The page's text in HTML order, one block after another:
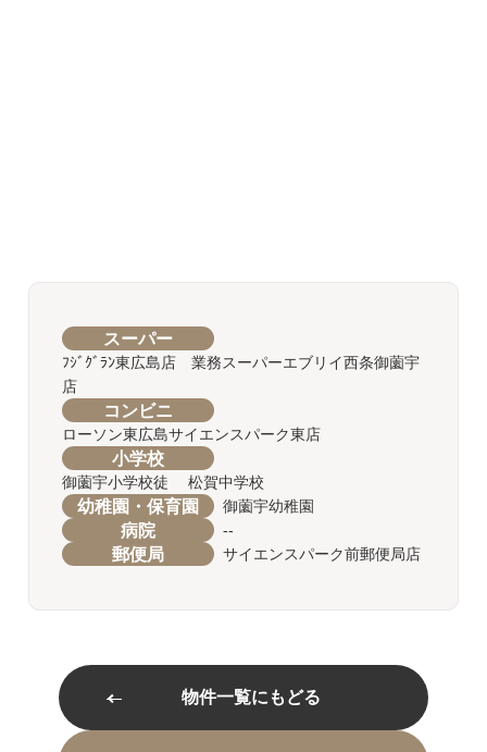
スーパー
ﾌｼﾞｸﾞﾗﾝ東広島店 業務スーパーエブリイ西条御薗宇
店
コンビニ
ローソン東広島サイエンスパーク東店
小学校
御薗宇小学校徒 松賀中学校
幼稚園・保育園 御薗宇幼稚園
病院 --
郵便局 サイエンスパーク前郵便局店
物件一覧にもどる